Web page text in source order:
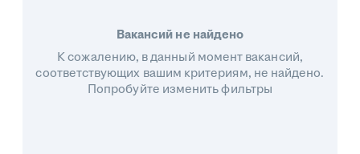
Вакансий не найдено
К сожалению, в данный момент вакансий,
соответствующих вашим критериям, не найдено.
Попробуйте изменить фильтры